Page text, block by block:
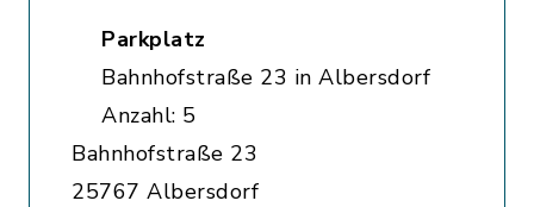
Parkplatz
Bahnhofstraße 23 in Albersdorf
Anzahl: 5
Bahnhofstraße 23
25767 Albersdorf